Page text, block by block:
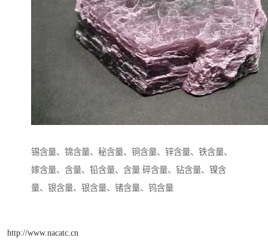
锡含量、锦含量、秘含量、铜含量、锌含量、铁含量、
嫁含量、含量、铅含量、含量.碎含量、钻含量、镍含
量、银含量、银含量、锗含量、钨含量
http://www.nacatc.cn